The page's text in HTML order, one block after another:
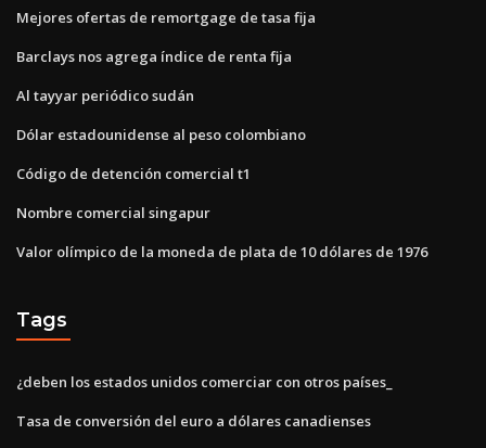
Mejores ofertas de remortgage de tasa fija
Barclays nos agrega índice de renta fija
Al tayyar periódico sudán
Dólar estadounidense al peso colombiano
Código de detención comercial t1
Nombre comercial singapur
Valor olímpico de la moneda de plata de 10 dólares de 1976
Tags
¿deben los estados unidos comerciar con otros países_
Tasa de conversión del euro a dólares canadienses